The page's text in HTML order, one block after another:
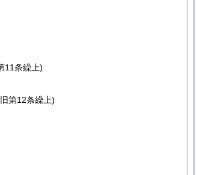
11条繰上)
第12条繰上)